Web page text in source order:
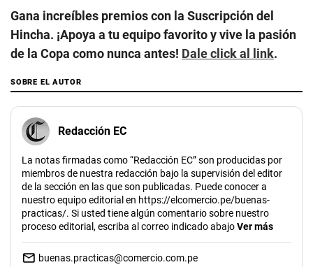
Gana increíbles premios con la Suscripción del
Hincha. ¡Apoya a tu equipo favorito y vive la pasión
de la Copa como nunca antes! Dale click al link.
SOBRE EL AUTOR
Redacción EC
La notas firmadas como “Redacción EC” son producidas por
miembros de nuestra redacción bajo la supervisión del editor
de la sección en las que son publicadas. Puede conocer a
nuestro equipo editorial en https://elcomercio.pe/buenas-
practicas/. Si usted tiene algún comentario sobre nuestro
proceso editorial, escriba al correo indicado abajoVer más
buenas.practicas@comercio.com.pe